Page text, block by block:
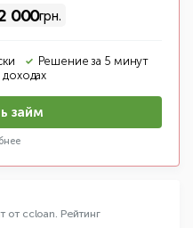
000грн.
Решение за 5 минут
доходах
займ
от ccloan. Рейтинг